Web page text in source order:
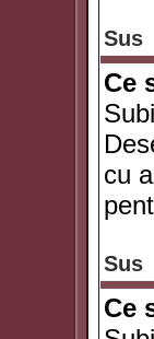
Sus
Ce
cu
Sus
Ce